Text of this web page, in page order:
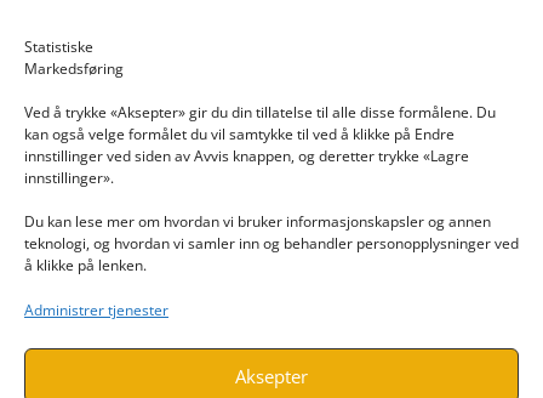
Statistiske
Markedsføring
Ved å trykke «Aksepter» gir du din tillatelse til alle disse formålene. Du
kan også velge formålet du vil samtykke til ved å klikke på Endre
innstillinger ved siden av Avvis knappen, og deretter trykke «Lagre
innstillinger».
Du kan lese mer om hvordan vi bruker informasjonskapsler og annen
teknologi, og hvordan vi samler inn og behandler personopplysninger ved
å klikke på lenken.
Administrer tjenester
Aksepter
INFORMASJON
Personvern